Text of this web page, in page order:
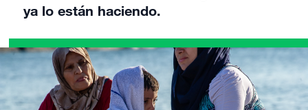
ya lo están haciendo.